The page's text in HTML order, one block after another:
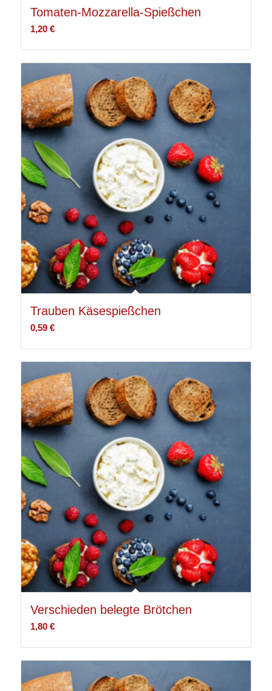
Tomaten-Mozzarella-Spießchen
1,20 €
Trauben Käsespießchen
0,59 €
Verschieden belegte Brötchen
1,80 €